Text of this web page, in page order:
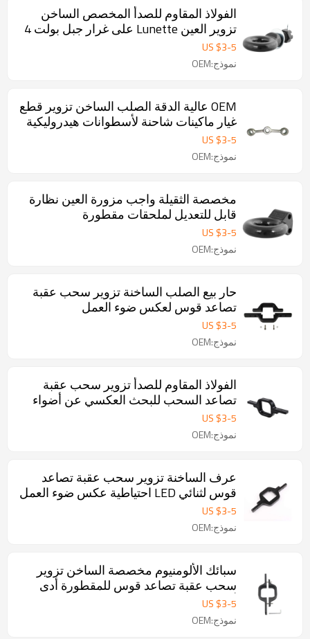
الفولاذ المقاوم للصدأ المخصص الساخن
تزوير العين Lunette على غرار جبل بولت 4
لملحقات مقطورة
US $3-5
نموذج:OEM
OEM عالية الدقة الصلب الساخن تزوير قطع
غيار ماكينات شاحنة لأسطوانات هيدروليكية
US $3-5
نموذج:OEM
مخصصة الثقيلة واجب مزورة العين نظارة
قابل للتعديل لملحقات مقطورة
US $3-5
نموذج:OEM
حار بيع الصلب الساخنة تزوير سحب عقبة
تصاعد قوس لعكس ضوء العمل
US $3-5
نموذج:OEM
الفولاذ المقاوم للصدأ تزوير سحب عقبة
تصاعد السحب للبحث العكسي عن أضواء
الطريق
US $3-5
نموذج:OEM
عرف الساخنة تزوير سحب عقبة تصاعد
قوس لثنائي LED احتياطية عكس ضوء العمل
US $3-5
نموذج:OEM
سبائك الألومنيوم مخصصة الساخن تزوير
سحب عقبة تصاعد قوس للمقطورة أدى
أضواء عكس
US $3-5
نموذج:OEM